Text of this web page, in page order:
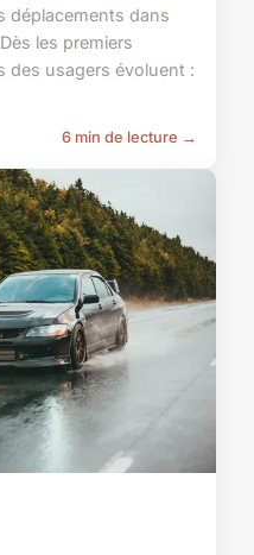
déplacements dans
les premiers
des usagers évoluent :
6 min de lecture →